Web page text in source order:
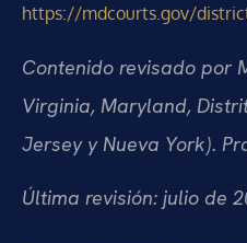
https://mdcourts.gov/
Contenido revisado por
Virginia, Maryland,
Jersey y Nueva York).
Última revisión: julio de